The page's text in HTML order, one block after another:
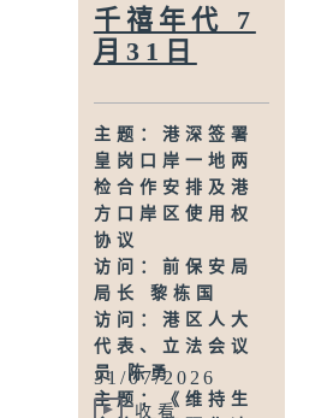
后不治
访问：立法会议
员 郑泳舜
主题：新修订竹
棚及金属棚架安
全守则刊宪生效
访问：港九搭棚
同敬工会理事长
何炳德
主题：「1823」
引进AI大数据试
行语音辨识提升
处理效率
访问：立法会议
千禧年代 7
月31日
主题：港深签署
皇岗口岸一地两
检合作安排及港
方口岸区使用权
协议
访问：前保安局
局长 黎栋国
访问：港区人大
代表、立法会议
员 陈勇
主题：《维持生
31/07/2026
收看